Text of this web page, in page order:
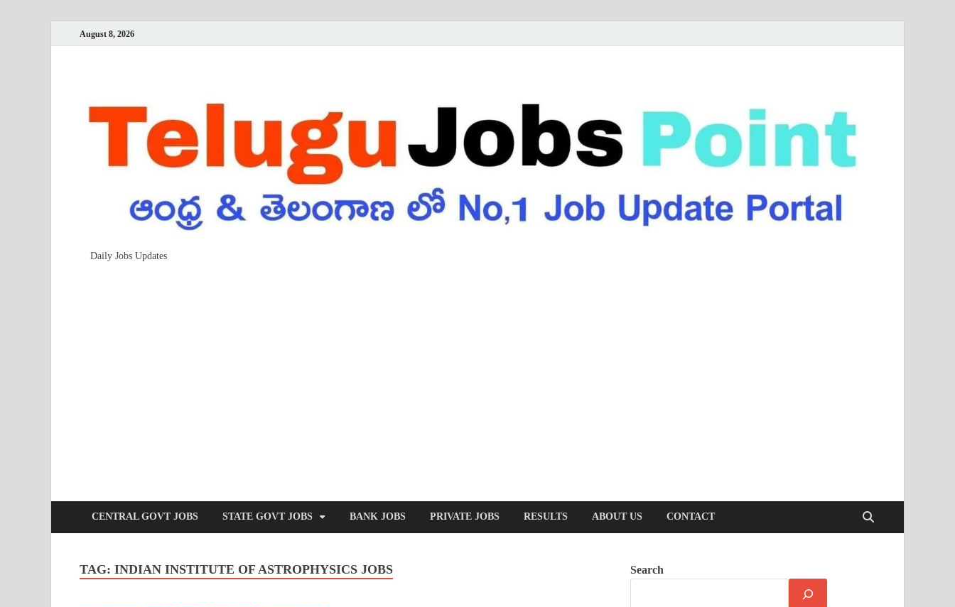
August 8, 2026
Daily Jobs Updates
CENTRAL GOVT JOBS STATE GOVT JOBS BANK JOBS PRIVATE JOBS RESULTS ABOUT US CONTACT
TAG: INDIAN INSTITUTE OF ASTROPHYSICS JOBS Search